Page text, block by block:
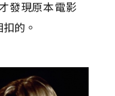
發現原本電影
的。